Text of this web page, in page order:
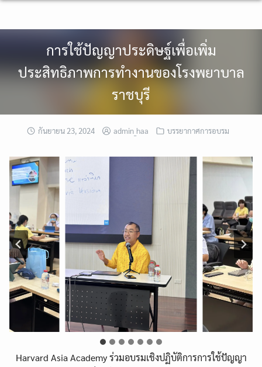
การใช้ปัญญาประดิษฐ์เพื่อเพิ่ม
ประสิทธิภาพการทำงานของโรงพยาบาล
ราชบุรี
กันยายน 23, 2024 admin_haa บรรยากาศการอบรม
Harvard Asia Academy ร่วมอบรมเชิงปฏิบัติการการใช้ปัญญา